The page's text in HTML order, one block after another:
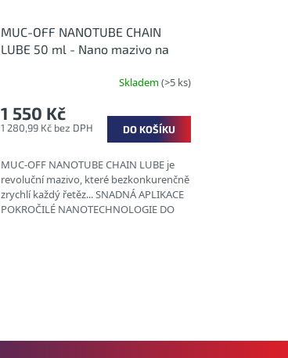
MUC-OFF NANOTUBE CHAIN
LUBE 50 ml - Nano mazivo na
Skladem(>5 ks)
1 280,99 Kč bez DPH
1 550 Kč
DO KOŠÍKU
MUC-OFF NANOTUBE CHAIN LUBE je
revoluční mazivo, které bezkonkurenčně
zrychlí každý řetěz... SNADNÁ APLIKACE
POKROČILÉ NANOTECHNOLOGIE DO